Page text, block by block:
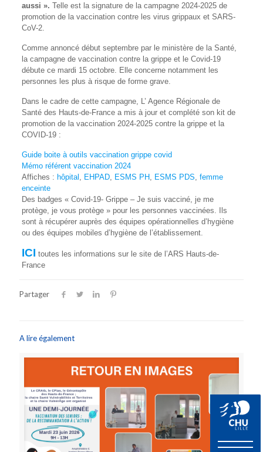
aussi ». Telle est la signature de la campagne 2024-2025 de
promotion de la vaccination contre les virus grippaux et SARS-
CoV-2.
Comme annoncé début septembre par le ministère de la Santé,
la campagne de vaccination contre la grippe et le Covid-19
débute ce mardi 15 octobre. Elle concerne notamment les
personnes les plus à risque de forme grave.
Dans le cadre de cette campagne, L’ Agence Régionale de
Santé des Hauts-de-France a mis à jour et complété son kit de
promotion de la vaccination 2024-2025 contre la grippe et la
COVID-19 :
Guide boite à outils vaccination grippe covid
Mémo référent vaccination 2024
Affiches : hôpital EHPAD, ESMS PH ESMS PDS femme
enceinte
Des badges « Covid-19- Grippe – Je suis vacciné, je me
protège, je vous protège » pour les personnes vaccinées. Ils
sont à récupérer auprès des équipes opérationnelles d’hygiène
ou des équipes mobiles d’hygiène de l’établissement.
ICI toutes les informations sur le site de l’ARS Hauts-de-
France
Partager
A lire également